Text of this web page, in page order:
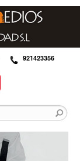
921423356